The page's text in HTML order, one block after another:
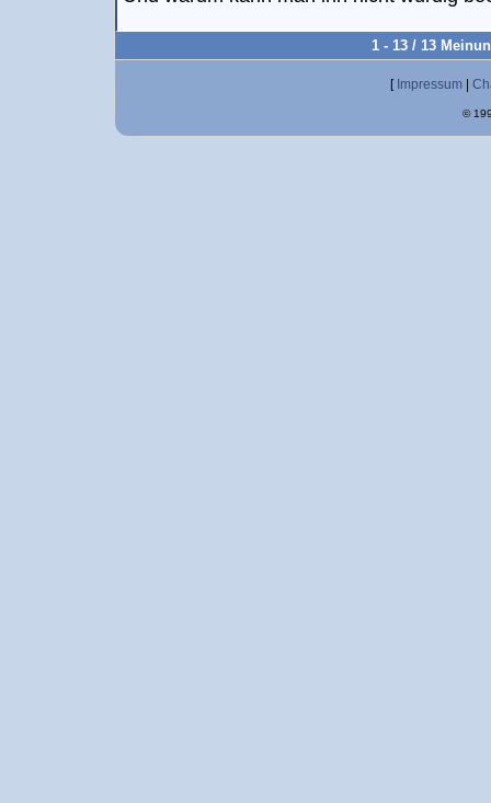
1 - 13 / 13
[ Impressum
©